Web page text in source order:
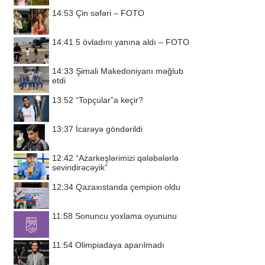
14:53 Çin səfəri – FOTO
14:41 5 övladını yanına aldı – FOTO
14:33 Şimali Makedoniyanı məğlub
etdi
13:52 “Topçular”a keçir?
13:37 İcarəyə göndərildi
12:42 “Azarkeşlərimizi qələbələrlə
sevindirəcəyik”
12:34 Qazaxıstanda çempion oldu
11:58 Sonuncu yoxlama oyununu
11:54 Olimpiadaya aparılmadı